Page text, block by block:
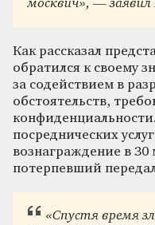
москвич», — заявил
Как рассказал
обратился к своему
за содействием в
обстоятельств,
посреднических
вознаграждение в
потерпевший
«Спустя время